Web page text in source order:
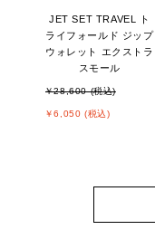
JET SET TRAVEL ト
ライフォールド ジップ
ウォレット エクストラ
スモール
￥28,600 (税込)
￥6,050 (税込)